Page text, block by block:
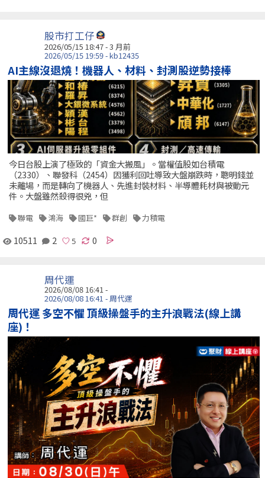
股市打工仔
2026/05/15 18:47 - 3 月前
2026/05/15 19:59 - kb12435
AI主線沒退燒！機器人、材料、封測股逆勢接棒
今日台股上演了極致的「資金大搬風」。當權值股如台積電
（2330）、聯發科（2454）因獲利回吐導致大盤崩跌時，聰明錢並
未離場，而是轉向了機器人、先進封裝材料、半導體耗材與被動元
件。大盤雖然殺得很兇，但
聯電 鴻海 國巨* 群創 力積電
10511 2 0
周代運
2026/08/08 16:41 -
2026/08/08 16:41 - 周代運
周代運 多空不懼 頂級操盤手的主升浪戰法(線上講
座)！